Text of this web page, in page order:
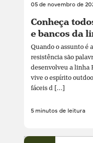
05 de novembro de
Conheça
e bancos da
Quando o assunto é
resistência são
desenvolveu a linha
vive o espírito
fáceis d [...]
5 minutos de leitura